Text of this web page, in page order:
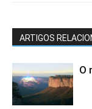
ARTIGOS
O